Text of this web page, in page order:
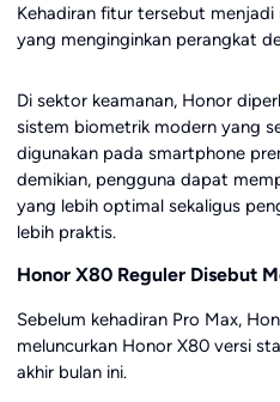
Kehadiran fitur tersebut
yang menginginkan perangkat
Di sektor keamanan, Honor
sistem biometrik modern yang
digunakan pada smartphone
demikian, pengguna dapat
yang lebih optimal sekaligus
lebih praktis.
Honor X80 Reguler Disebut
Sebelum kehadiran Pro Max,
meluncurkan Honor X80 versi
akhir bulan ini.